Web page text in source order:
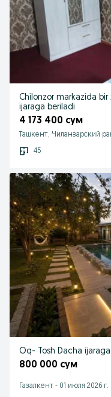
Chilonzor markazida
ijaraga beriladi
4 173 400 сум
Ташкент, Чиланзарский
45
Oq- Tosh Dacha
800 000 сум
Газалкент - 01 июля 2026 г.